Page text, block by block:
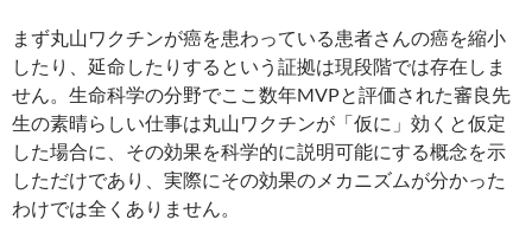
まず丸山ワクチンが癌を患わっている患者さんの癌を縮小
したり、延命したりするという証拠は現段階では存在しま
せん。生命科学の分野でここ数年MVPと評価された審良先
生の素晴らしい仕事は丸山ワクチンが「仮に」効くと仮定
した場合に、その効果を科学的に説明可能にする概念を示
しただけであり、実際にその効果のメカニズムが分かった
わけでは全くありません。